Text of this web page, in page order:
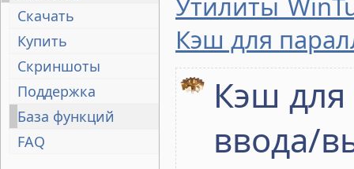
Скачать
Купить
Скриншоты
Поддержка
База функций
FAQ
Кэш для
Кэш
ввода/